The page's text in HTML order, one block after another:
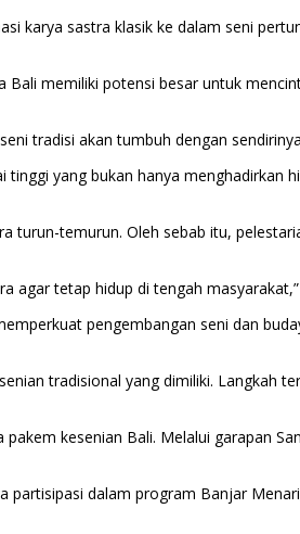
karya sastra klasik ke dalam seni
memiliki potensi besar untuk
tradisi akan tumbuh dengan
yang bukan hanya menghadirkan
turun-temurun. Oleh sebab itu,
agar tetap hidup di tengah
pengembangan seni dan
tradisional yang dimiliki. Langkah
kesenian Bali. Melalui garapan
partisipasi dalam program Banjar